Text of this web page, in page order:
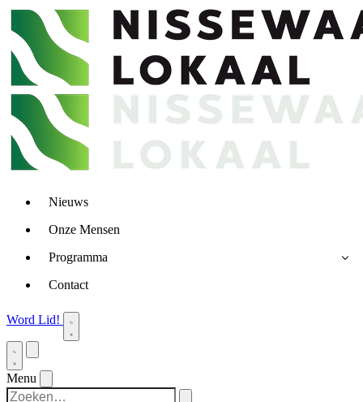
Nieuws
Onze Mensen
Programma
Contact
Word Lid!
Menu